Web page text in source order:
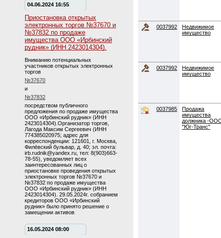
04.06.2024 16:55
Приостановка открытых
электронных торгов №37670 и
№37832 по продаже
имущества ООО «Ирбинский
рудник» (ИНН 2423014304).
Вниманию потенциальных
участников открытых электронных
торгов
№37670
и
№37832
посредством публичного
предложения по продаже имущества
ООО «Ирбинский рудник» (ИНН
2423014304).Организатор торгов,
Лагода Максим Сергеевич (ИНН
774385020975; адрес для
корреспонденции: 121601, г. Москва,
Филёвский бульвар, д. 40; эл. почта:
irb.rudnik@yandex.ru, тел: 8(903)663-
78-55), уведомляет всех
заинтересованных лиц о
приостановке проведения открытых
электронных торгов №37670 и
№37832 по продаже имущества
ООО «Ирбинский рудник» (ИНН
2423014304). 29.05.2024г. собранием
кредиторов ООО «Ирбинский
рудник» было принято решение о
замещении активов
16.05.2024 08:00
0037992
Недвижимое
имущество
0037992
Недвижимое
имущество
0037985
Продажа
имущества
должника -
"Юг-Транс"